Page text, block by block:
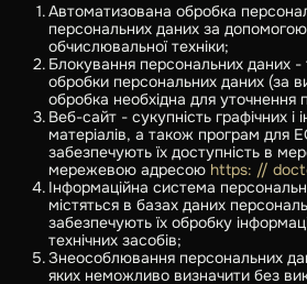
Автоматизована обробка
персональних даних за допомогою
обчислювальної техніки;
Блокування персональних даних
обробки персональних даних (за
обробка необхідна для уточнення
Веб-сайт - сукупність графічних і
матеріалів, а також програм для
забезпечують їх доступність в
мережевою адресою https: //
Інформаційна система
містяться в базах даних
забезпечують їх обробку
технічних засобів;
Знеособлювання персональних
яких неможливо визначити без